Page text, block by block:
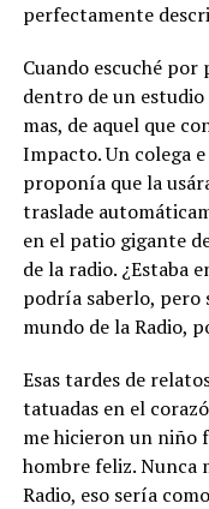
perfectamente
Cuando escuché por
dentro de un
mas, de aquel que
Impacto. Un colega
proponía que la
traslade
en el patio gigante
de la radio. ¿Estaba
podría saberlo, pero
mundo de la Radio,
Esas tardes de
tatuadas en el
me hicieron un niño
hombre feliz. Nunca
Radio, eso sería